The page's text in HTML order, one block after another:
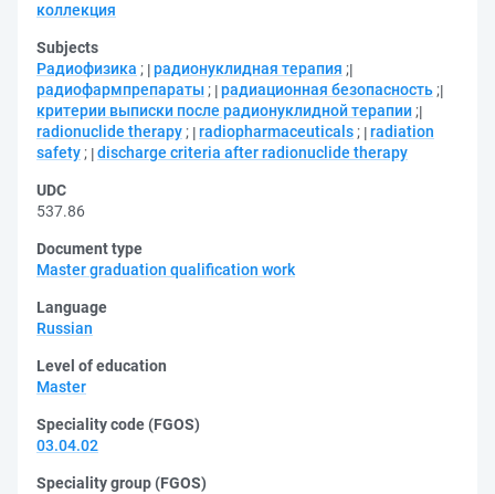
коллекция
Subjects
Радиофизика ; радионуклидная терапия ;
радиофармпрепараты ; радиационная безопасность ;
критерии выписки после радионуклидной терапии ;
radionuclide therapy ; radiopharmaceuticals ; radiation
safety ; discharge criteria after radionuclide therapy
UDC
537.86
Document type
Master graduation qualification work
Language
Russian
Level of education
Master
Speciality code (FGOS)
03.04.02
Speciality group (FGOS)